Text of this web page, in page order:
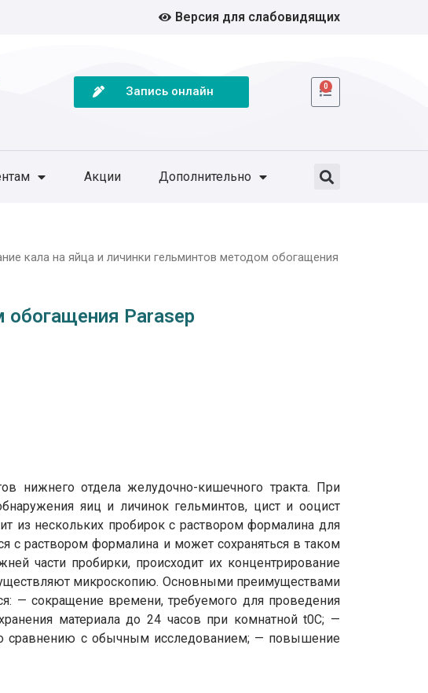
Версия для слабовидящих
Запись онлайн 0
Акции Дополнительно
кала на яйца и личинки гельминтов методом обогащения
обогащения Parasep
нижнего отдела желудочно-кишечного тракта. При
яиц и личинок гельминтов, цист и ооцист
из нескольких пробирок с раствором формалина для
с раствором формалина и может сохраняться в таком
части пробирки, происходит их концентрирование
микроскопию. Основными преимуществами
— сокращение времени, требуемого для проведения
материала до 24 часов при комнатной t0C; —
сравнению с обычным исследованием; — повышение